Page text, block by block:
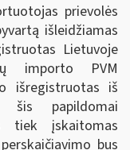
prievolės
išleidžiamas
Lietuvoje
importo PVM
išregistruotas iš
papildomai
tiek įskaitomas
bus